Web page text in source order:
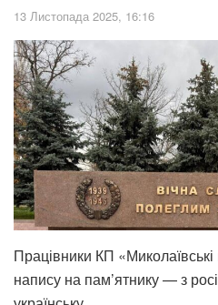
13 Листопада 2025, 16:16
Працівники КП
напису на пам’ятнику — з